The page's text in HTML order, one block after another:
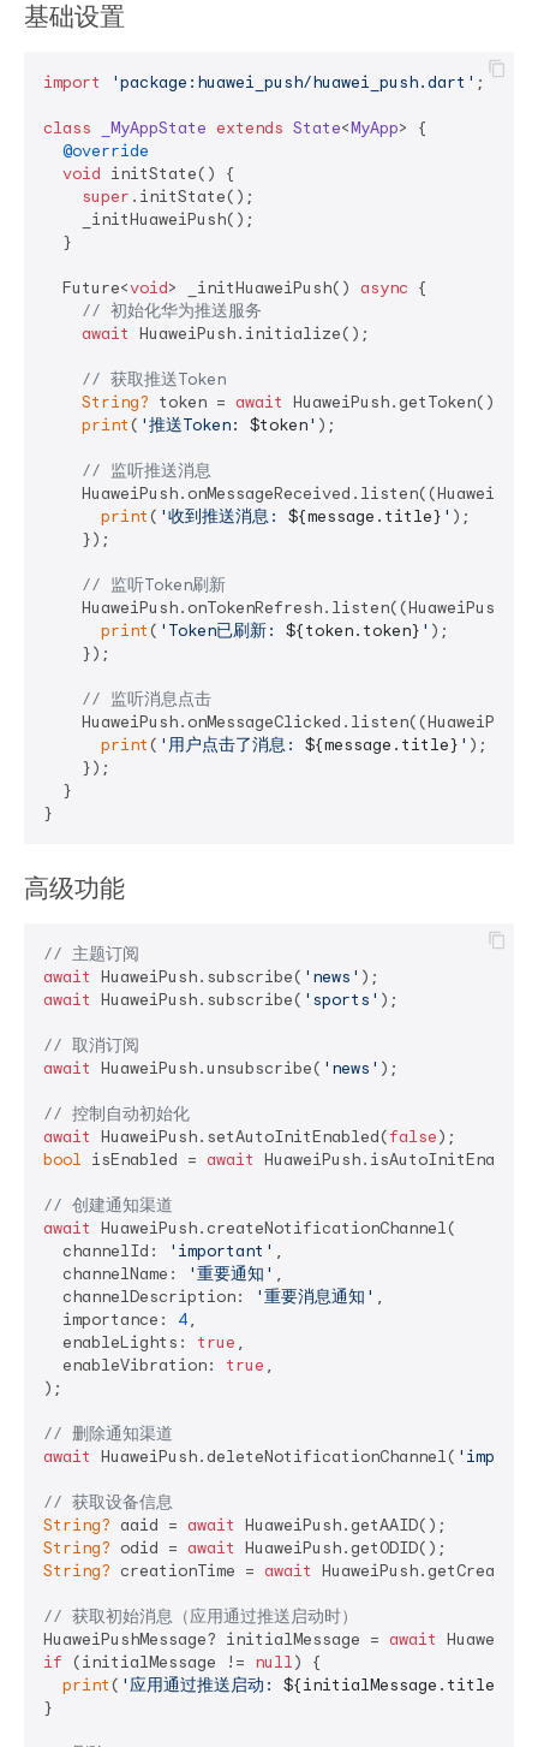
基础设置
import 'package:huawei_push/huawei_push.dart' ;
class _MyAppState extends State<MyApp> {
@override
void initState() {
super .initState();
    _initHuaweiPush();
  }
  Future<
void> _initHuaweiPush() async {
// 初始化华为推送服务
await HuaweiPush.initialize();
// 获取推送Token
String? token = await HuaweiPush.getToken();
print ( '推送Token: $token' );
// 监听推送消息
print ( '收到推送消息: ${message.title} ' );
    });
// 监听Token刷新
print ( 'Token已刷新: ${token.token} ' );
    });
// 监听消息点击
print ( '用户点击了消息: ${message.title} ' );
    });
  }
高级功能
// 主题订阅
await HuaweiPush.subscribe( 'news'
await HuaweiPush.subscribe( 'sports' );
// 取消订阅
await HuaweiPush.unsubscribe( 'news' );
// 控制自动初始化
await HuaweiPush.setAutoInitEnabled(false
bool isEnabled = await
// 创建通知渠道
await HuaweiPush.createNotificationChannel(
  channelId:
'important' ,
  channelName:
'重要通知' ,
  channelDescription:
'重要消息通知' ,
  importance:
4,
  enableLights:
true ,
  enableVibration:
true ,
);
// 删除通知渠道
await HuaweiPush.deleteNotificationChannel(
// 获取设备信息
String? aaid = await
String? odid = await
String? creationTime = await
// 获取初始消息（应用通过推送启动时）
HuaweiPushMessage? initialMessage = await
if (initialMessage != null) {
print ( '应用通过推送启动: ${initialMessage.title}
}